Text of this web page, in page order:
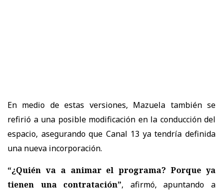
En medio de estas versiones, Mazuela también se
refirió a una posible modificación en la conducción del
espacio, asegurando que Canal 13 ya tendría definida
una nueva incorporación.
“¿Quién va a animar el programa? Porque ya
tienen una contratación”, afirmó, apuntando a